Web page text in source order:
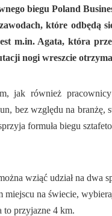
biegu Poland
które odbędą
m.in. Agata, która
nogi wreszcie
jak również
bez względu na
formuła biegu
wziąć udział na dwa
na świecie,
to przyjazne 4 km.